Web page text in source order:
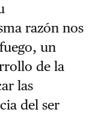
razón nos
un
de la
las
del ser